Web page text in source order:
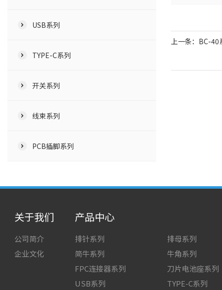
USB系列
TYPE-C系列
开关系列
线束系列
PCB插脚系列
上一条：BC-
关于我们
公司简介
企业文化
产品中心
排针系列
排母系列
简牛系列
牛角系列
FPC连接器系列
刀片电池座系列
USB系列
TYPE-C系列